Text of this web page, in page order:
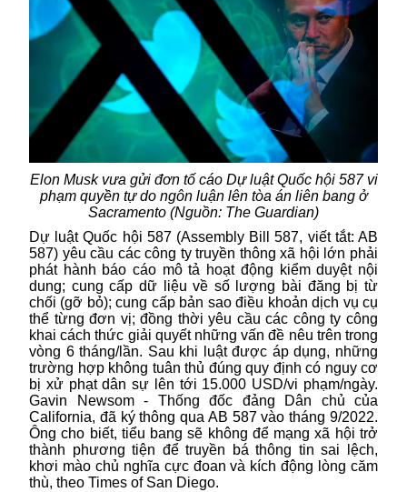
Elon Musk vưa gửi đơn tố cáo Dự luật Quốc hội 587 vi
phạm quyền tự do ngôn luận lên tòa án liên bang ở
Sacramento (Nguồn: The Guardian)
Dự luật Quốc hội 587 (Assembly Bill 587, viết tắt: AB
587) yêu cầu các công ty truyền thông xã hội lớn phải
phát hành báo cáo mô tả hoạt động kiểm duyệt nội
dung; cung cấp dữ liệu về số lượng bài đăng bị từ
chối (gỡ bỏ); cung cấp bản sao điều khoản dịch vụ cụ
thể từng đơn vị; đồng thời yêu cầu các công ty công
khai cách thức giải quyết những vấn đề nêu trên trong
vòng 6 tháng/lần. Sau khi luật được áp dụng, những
trường hợp không tuân thủ đúng quy định có nguy cơ
bị xử phạt dân sự lên tới 15.000 USD/vi phạm/ngày.
Gavin Newsom - Thống đốc đảng Dân chủ của
California, đã ký thông qua AB 587 vào tháng 9/2022.
Ông cho biết, tiểu bang sẽ không để mạng xã hội trở
thành phương tiện để truyền bá thông tin sai lệch,
khơi mào chủ nghĩa cực đoan và kích động lòng căm
thù, theo Times of San Diego.